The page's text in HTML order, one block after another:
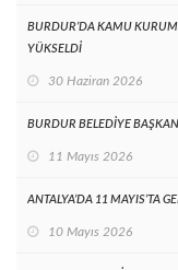
BURDUR’DA KAMU
YÜKSELDİ
30 Haziran 2026
BURDUR BELEDİYE
11 Mayıs 2026
ANTALYA’DA 11 MAYIS’TA
10 Mayıs 2026